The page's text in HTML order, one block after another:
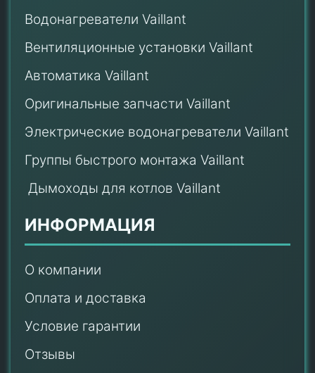
Водонагреватели Vaillant
Вентиляционные установки Vaillant
Автоматика Vaillant
Оригинальные запчасти Vaillant
Электрические водонагреватели Vaillant
Группы быстрого монтажа Vaillant
Дымоходы для котлов Vaillant
ИНФОРМАЦИЯ
О компании
Оплата и доставка
Условие гарантии
Отзывы